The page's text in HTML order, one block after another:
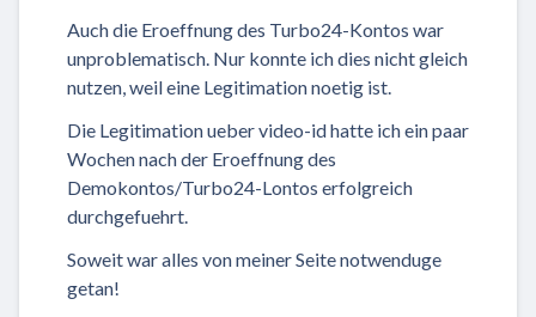
Auch die Eroeffnung des Turbo24-Kontos war
unproblematisch. Nur konnte ich dies nicht gleich
nutzen, weil eine Legitimation noetig ist.
Die Legitimation ueber video-id hatte ich ein paar
Wochen nach der Eroeffnung des
Demokontos/Turbo24-Lontos erfolgreich
durchgefuehrt.
Soweit war alles von meiner Seite notwenduge
getan!